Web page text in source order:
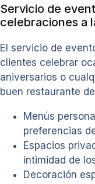
Servicio de
celebraciones a
El servicio de
clientes celebrar
aniversarios o
buen restaurante
Menús
preferencias
Espacios
intimidad de
Decoración